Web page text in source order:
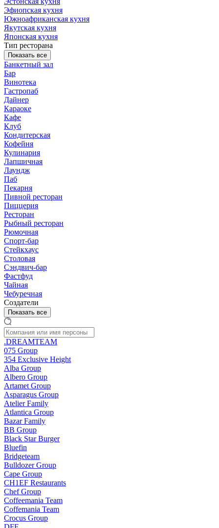
Эфиопская кухня
Южноафриканская кухня
Якутская кухня
Японская кухня
Тип ресторана
Показать все
Банкетный зал
Бар
Винотека
Гастропаб
Дайнер
Караоке
Кафе
Клуб
Кондитерская
Кофейня
Кулинария
Лапшичная
Лаундж
Паб
Пекарня
Пивной ресторан
Пиццерия
Ресторан
Рыбный ресторан
Рюмочная
Спорт-бар
Стейкхаус
Столовая
Сэндвич-бар
Фастфуд
Чайная
Чебуречная
Создатели
Показать все
.DREAMTEAM
075 Group
354 Exclusive Height
Alba Group
Albero Group
Artamet Group
Asparagus Group
Atelier Family
Atlantica Group
Bazar Family
BB Group
Black Star Burger
Bluefin
Bridgeteam
Bulldozer Group
Cape Group
CH1EF Restaurants
Chef Group
Coffeemania Team
Coffemania Team
Crocus Group